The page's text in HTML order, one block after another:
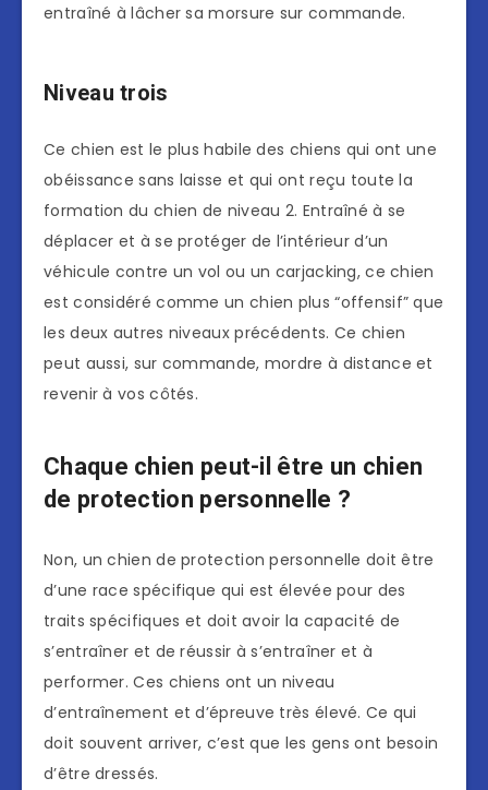
entraîné à lâcher sa morsure sur commande.
Niveau trois
Ce chien est le plus habile des chiens qui ont une
obéissance sans laisse et qui ont reçu toute la
formation du chien de niveau 2. Entraîné à se
déplacer et à se protéger de l’intérieur d’un
véhicule contre un vol ou un carjacking, ce chien
est considéré comme un chien plus “offensif” que
les deux autres niveaux précédents. Ce chien
peut aussi, sur commande, mordre à distance et
revenir à vos côtés.
Chaque chien peut-il être un chien
de protection personnelle ?
Non, un chien de protection personnelle doit être
d’une race spécifique qui est élevée pour des
traits spécifiques et doit avoir la capacité de
s’entraîner et de réussir à s’entraîner et à
performer. Ces chiens ont un niveau
d’entraînement et d’épreuve très élevé. Ce qui
doit souvent arriver, c’est que les gens ont besoin
d’être dressés.